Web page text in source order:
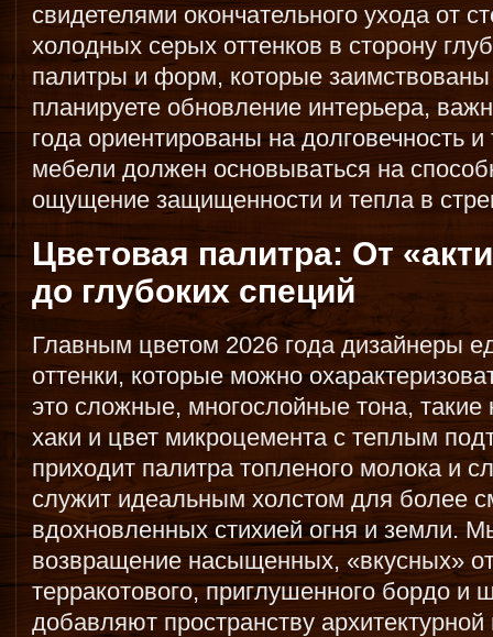
свидетелями окончательного ухода от
холодных серых оттенков в сторону
палитры и форм, которые
планируете обновление интерьера,
года ориентированы на долговечность
мебели должен основываться на
ощущение защищенности и тепла в
Цветовая палитра: От
до глубоких специй
Главным цветом 2026 года дизайнеры
оттенки, которые можно
это сложные, многослойные тона,
хаки и цвет микроцемента с теплым
приходит палитра топленого молока и
служит идеальным холстом для более
вдохновленных стихией огня и земли.
возвращение насыщенных, «вкусных»
терракотового, приглушенного бордо и
добавляют пространству